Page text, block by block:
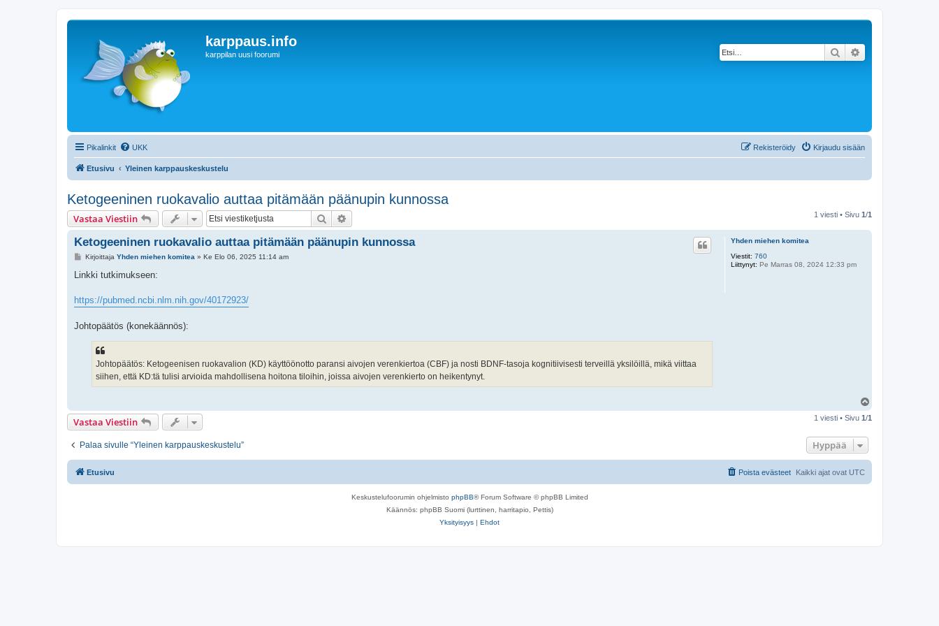
karppaus.info
karppilan uusi foorumi Etsi
Pikalinkit UKK Kirjaudu sisään
Rekisteröidy
Etusivu Yleinen karppauskeskustelu
Ketogeeninen ruokavalio auttaa pitämään päänupin kunnossa
Vastaa Viestiin Etsi 1 viesti • Sivu 1/1
Yhden miehen komitea
Viestit: 760
Liittynyt: Pe Marras 08, 2024 12:33 pm
Ketogeeninen ruokavalio auttaa pitämään päänupin kunnossa
V
e
i
Kirjoittaja Yhden miehen komitea » Ke Elo 06, 2025 11:14 am
Linkki tutkimukseen:
https://pubmed.ncbi.nlm.nih.gov/40172923/
Johtopäätös (konekäännös):
Johtopäätös: Ketogeenisen ruokavalion (KD) käyttöönotto paransi aivojen verenkiertoa (CBF) ja nosti BDNF-tasoja kognitiivisesti terveillä yksilöillä, mikä viittaa
siihen, että KD:tä tulisi arvioida mahdollisena hoitona tiloihin, joissa aivojen verenkierto on heikentynyt.
ö
Vastaa Viestiin 1 viesti • Sivu 1/1
Palaa sivulle “Yleinen karppauskeskustelu” Hyppää
Etusivu Kaikki ajat ovat UTC
Poista evästeet
Keskustelufoorumin ohjelmisto phpBB® Forum Software © phpBB Limited
Käännös: phpBB Suomi (lurttinen, harritapio, Pettis)
Yksityisyys | Ehdot